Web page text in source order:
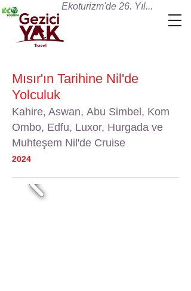
Ekoturizm'de 26. Yıl...
Mısır'ın Tarihine Nil'de
Yolculuk
Kahire, Aswan, Abu Simbel, Kom
Ombo, Edfu, Luxor, Hurgada ve
Muhteşem Nil'de Cruise
2024